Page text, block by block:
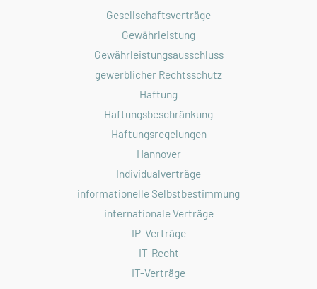
Gesellschaftsverträge
Gewährleistung
Gewährleistungsausschluss
gewerblicher Rechtsschutz
Haftung
Haftungsbeschränkung
Haftungsregelungen
Hannover
Individualverträge
informationelle Selbstbestimmung
internationale Verträge
IP-Verträge
IT-Recht
IT-Verträge